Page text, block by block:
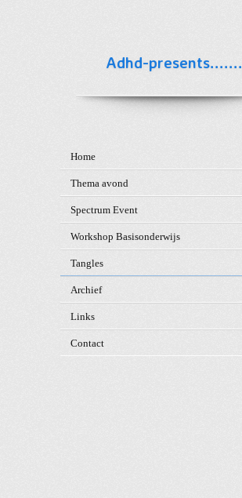
Adhd-presents.......
Home
Thema avond
Spectrum Event
Workshop Basisonderwijs
Tangles
Archief
Links
Contact